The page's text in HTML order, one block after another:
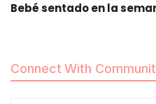
Bebé sentado en la
Connect With